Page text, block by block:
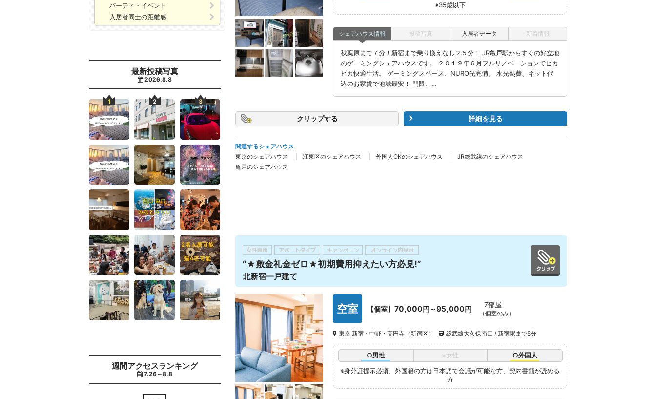
パーティ・イベント
入居者同士の距離感
最新投稿写真
2026.8.8
週間アクセスランキング
7.26～8.8
※35歳以下
シェアハウス情報
秋葉原まで７分！新宿まで乗り換えなし２５分！ JR亀戸駅からすぐの好立地
のゲーミングシェアハウスです。 ２０１９年６月フルリノベーションでピカ
ピカ快適生活。 ゲーミングスペース、NURO光完備。 水光熱費、ネット代
込のお家賃で地域最安！ 門限、…
投稿写真 入居者データ 新着情報
クリップ 詳細を見る
関連するシェアハウス
東京のシェアハウス
江東区のシェアハウス 外国人OKのシェアハウス
JR総武線のシェアハウス
亀戸のシェアハウス
“★敷金礼金ゼロ★初期費用抑えたい方必見!”
北新宿一戸建て
空室 【個室】 70,000円～95,000円 7部屋
（個室のみ）
東京 新宿・中野・高円寺（新宿区） 総武線大久保南口 / 新宿駅まで5分
○男性 ×女性
○外国人
※身分証提示必須、外国籍の方は日本語で会話が可能な方、契約書類が読める
方